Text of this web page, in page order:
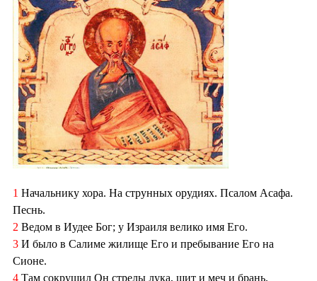
1 Начальнику хора. На струнных орудиях. Псалом Асафа.
Песнь.
2 Ведом в Иудее Бог; у Израиля велико имя Его.
3 И было в Салиме жилище Его и пребывание Его на
Сионе.
4 Там сокрушил Он стрелы лука, щит и меч и брань.